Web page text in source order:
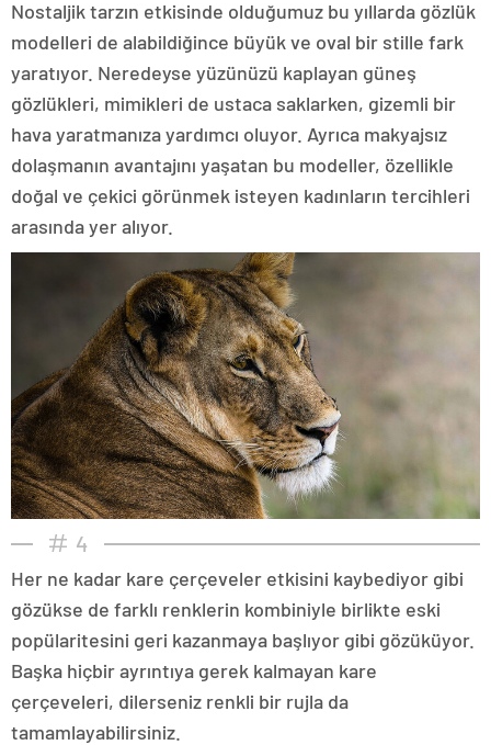
Nostaljik tarzın etkisinde olduğumuz bu yıllarda gözlük
modelleri de alabildiğince büyük ve oval bir stille fark
yaratıyor. Neredeyse yüzünüzü kaplayan güneş
gözlükleri, mimikleri de ustaca saklarken, gizemli bir
hava yaratmanıza yardımcı oluyor. Ayrıca makyajsız
dolaşmanın avantajını yaşatan bu modeller, özellikle
doğal ve çekici görünmek isteyen kadınların tercihleri
arasında yer alıyor.
4
Her ne kadar kare çerçeveler etkisini kaybediyor gibi
gözükse de farklı renklerin kombiniyle birlikte eski
popülaritesini geri kazanmaya başlıyor gibi gözüküyor.
Başka hiçbir ayrıntıya gerek kalmayan kare
çerçeveleri, dilerseniz renkli bir rujla da
tamamlayabilirsiniz.